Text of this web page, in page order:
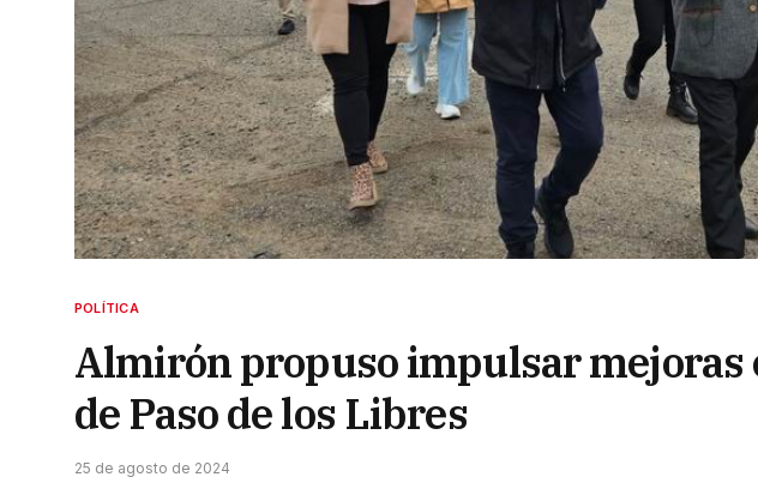
POLÍTICA
Almirón propuso impulsar mejoras
de Paso de los Libres
25 de agosto de 2024